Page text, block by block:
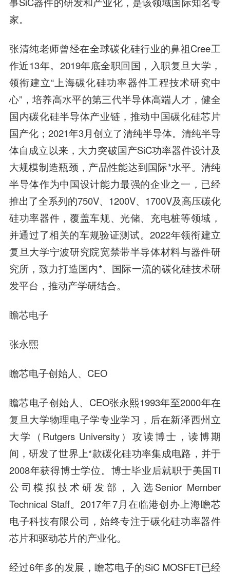
家。
张清纯老师曾经在全球碳化硅行业的鼻祖Cree工
作近13年。2019年底全职回国，入职复旦大学，
领衔建立“上海碳化硅功率器件工程技术研究中
心”，培养高水平的第三代半导体高端人才，健全
国内碳化硅半导体产业链，推动中国碳化硅芯片
国产化；2021年3月创立了清纯半导体。清纯半导
体自成立以来，大力突破国产SiC功率器件设计及
大规模制造瓶颈，产品性能达到国际*水平。清纯
半导体作为中国设计能力最强的企业之一，已经
推出了全系列的750V、1200V、1700V及高压碳化
硅功率器件，覆盖车规、光储、充电桩等领域，
并通过了相关的车规验证测试。2022年领衔建立
复旦大学宁波研究院宽禁带半导体材料与器件研
究所，致力打造国内*、国际一流的碳化硅技术研
发平台，推动产学研结合。
瞻芯电子
张永熙
瞻芯电子创始人、CEO
瞻芯电子创始人、CEO张永熙1993年至2000年在
复旦大学物理电子学专业学习，后在新泽西州立
大学（Rutgers University）攻读博士，读博期
间，研发了世界上*款碳化硅功率集成电路，并于
2008年获得博士学位。博士毕业后就职于美国TI
公司模拟技术研发部，入选Senior Member
Technical Staff。2017年7月在临港创办上海瞻芯
电子科技有限公司，始终专注于碳化硅功率器件
芯片和驱动芯片的产业化。
经过6年多的发展，瞻芯电子的SiC MOSFET已经